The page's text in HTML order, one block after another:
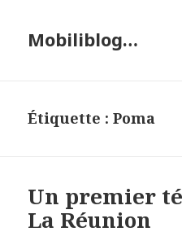
Mobiliblog…
Étiquette :Poma
Un premier
La Réunion